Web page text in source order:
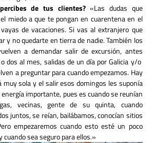
de tus clientes?«Las dudas que
miedo a que te pongan en cuarentena en el
de vacaciones. Si vas al extranjero que
y no quedarte en tierra de nadie. También los
a demandar salir de excursión, antes
dos al mes, salidas de un día por Galicia y/o
a preguntar para cuando empezamos. Hay
muy sola y el salir esos domingos les suponía
energía importante, pues es cuando se reunían
vecinas, gente de su quinta, cuando
juntos, se reían, bailábamos, conocían sitios
empezaremos cuando esto esté un poco
cuando sea seguro para ellos.»